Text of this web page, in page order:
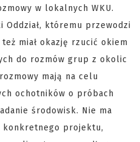
w lokalnych WKU.
Oddział, któremu przewodzi
miał okazję rzucić okiem
do rozmów grup z okolic
mają na celu
ochotników o próbach
środowisk. Nie ma
konkretnego projektu,